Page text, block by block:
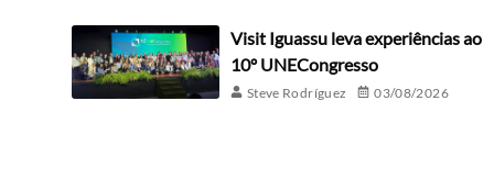
Visit Iguassu leva experiências ao
10º UNECongresso
Steve Rodríguez 03/08/2026